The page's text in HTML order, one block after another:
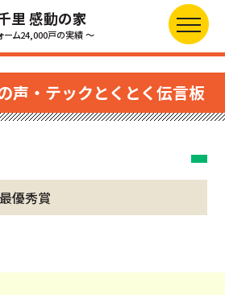
里 感動の家
ーム24,000戸の実績 ～
声・テックとくとく伝言板
優秀賞